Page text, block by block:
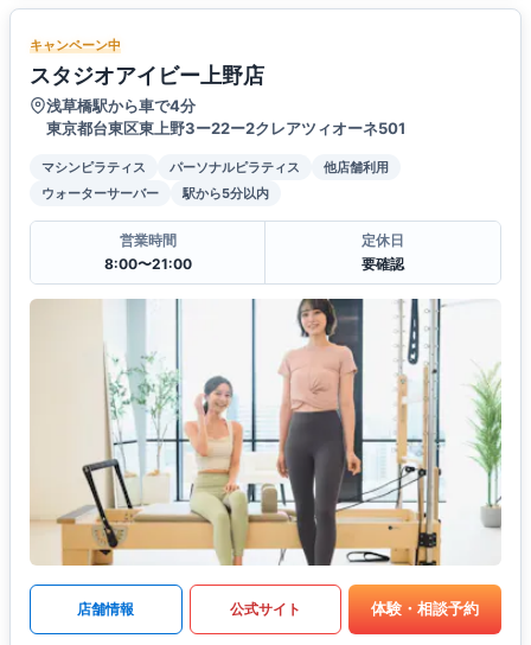
キャンペーン中
スタジオアイビー上野店
浅草橋駅から車で4分
東京都台東区東上野3ー22ー2クレアツィオーネ501
マシンピラティス パーソナルピラティス
他店舗利用
ウォーターサーバー
駅から5分以内
営業時間
8:00〜21:00
定休日
要確認
店舗情報 公式サイト 体験・相談予約